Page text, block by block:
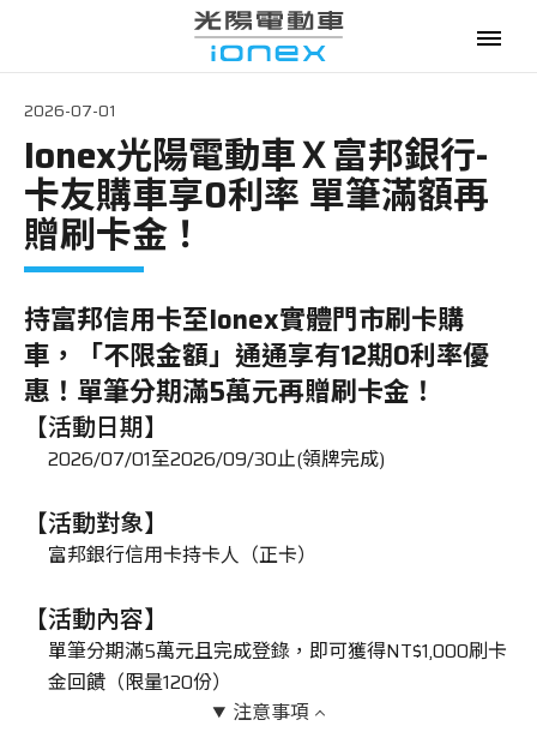
電動機車
購車優惠
政府補助
資費優惠
專賣門市
ATR 共享機車
2026-07-01
Ionex光陽電動車Ｘ富邦銀行-
卡友購車享0利率 單筆滿額再
贈刷卡金！
持富邦信用卡至Ionex實體門市刷卡購
車，「不限金額」通通享有12期0利率優
惠！單筆分期滿5萬元再贈刷卡金！
【活動日期】
2026/07/01至2026/09/30止(領牌完成)
【活動對象】
富邦銀行信用卡持卡人（正卡）
【活動內容】
單筆分期滿5萬元且完成登錄，即可獲得NT$1,000刷卡
金回饋（限量120份）
注意事項